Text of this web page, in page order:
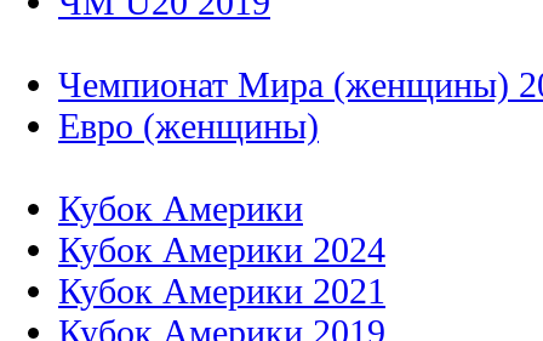
Чемпионат Мира (женщины)
Евро (женщины)
Кубок Америки
Кубок Америки 2024
Кубок Америки 2021
Кубок Америки 2019